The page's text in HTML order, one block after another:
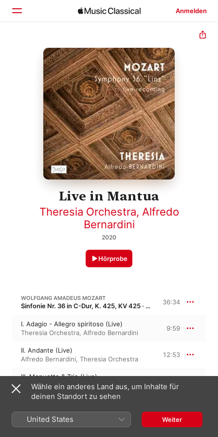
Anmelden
Startseite
Entdecken
Suchen
Live in Mantua
Theresia Orchestra, Alfredo
Bernardini
2020
Hörprobe
WOLFGANG AMADEUS MOZART
Sinfonie Nr. 36 in C-Dur, K. 425, KV 425 · “Linzer Sinfonie” 36:34
I. Adagio - Allegro spiritoso (Live)
Theresia Orchestra, Alfredo Bernardini
9:59
II. Andante (Live)
Alfredo Bernardini, Theresia Orchestra
12:53
III. Menuetto & Trio (Live)
Alfredo Bernardini,Theresia Orchestra
Theresia Orchestra,Alfredo Bernardini
Wähle ein anderes Land aus, um Inhalte für
deinen Standort zu sehen
United States Weiter